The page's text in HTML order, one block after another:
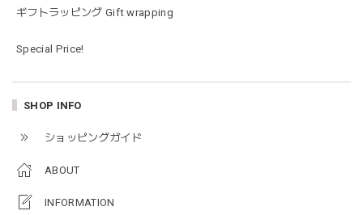
ギフトラッピング Gift wrapping
Special Price!
SHOP INFO
ショッピングガイド
ABOUT
INFORMATION
すぐに使い始めました。今年もまた購入したいと思える最高
taupe（チャコールグレー）